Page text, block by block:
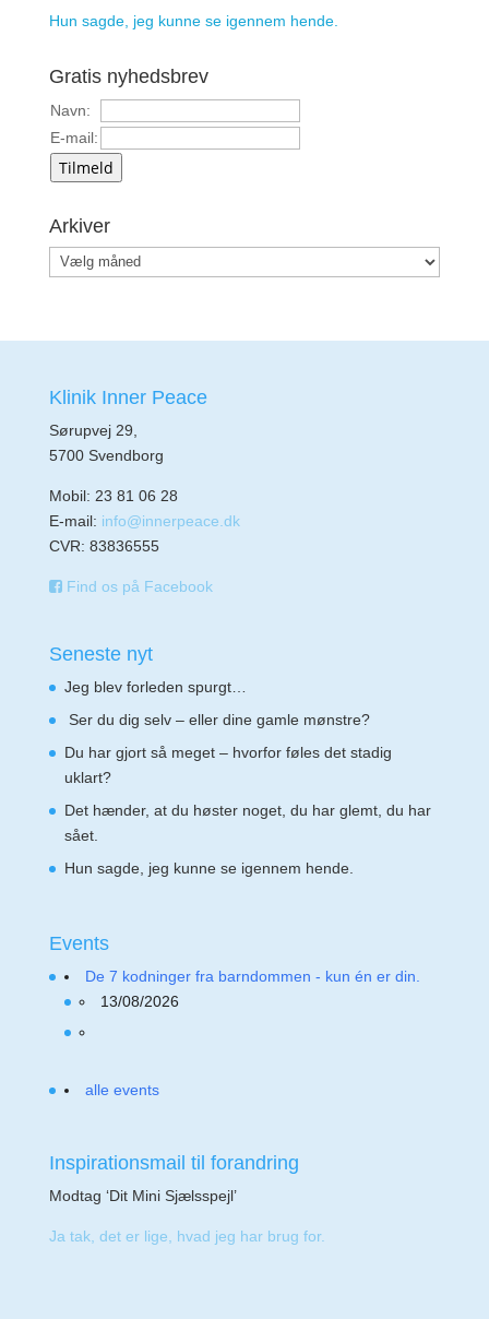
Hun sagde, jeg kunne se igennem hende.
Gratis nyhedsbrev
Navn:
E-mail:
Tilmeld
Arkiver
Arkiver
Klinik Inner Peace
Sørupvej 29,
5700 Svendborg
Mobil: 23 81 06 28
E-mail: info@innerpeace.dk
CVR: 83836555
Find os på Facebook
Seneste nyt
Jeg blev forleden spurgt…
Ser du dig selv – eller dine gamle mønstre?
Du har gjort så meget – hvorfor føles det stadig
uklart?
Det hænder, at du høster noget, du har glemt, du har
sået.
Hun sagde, jeg kunne se igennem hende.
Events
De 7 kodninger fra barndommen - kun én er din.
13/08/2026
alle events
Inspirationsmail til forandring
Modtag ‘Dit Mini Sjælsspejl’
Ja tak, det er lige, hvad jeg har brug for.